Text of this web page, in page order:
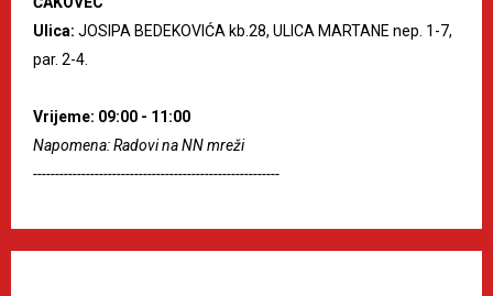
Ulica: JOSIPA BEDEKOVIĆA kb.28, ULICA MARTANE nep. 1-7,
par. 2-4.
Vrijeme: 09:00 - 11:00
Napomena: Radovi na NN mreži
--------------------------------------------------------